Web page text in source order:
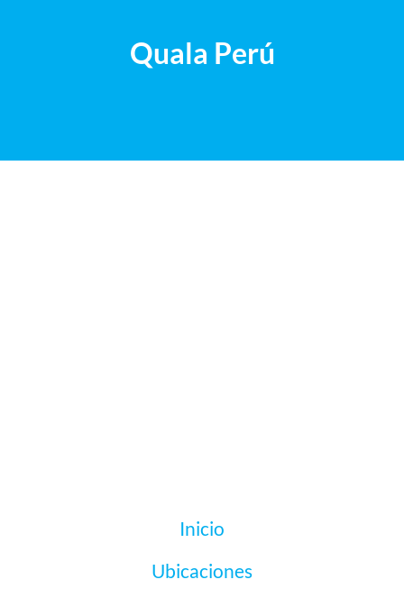
Quala Perú
Inicio
Ubicaciones